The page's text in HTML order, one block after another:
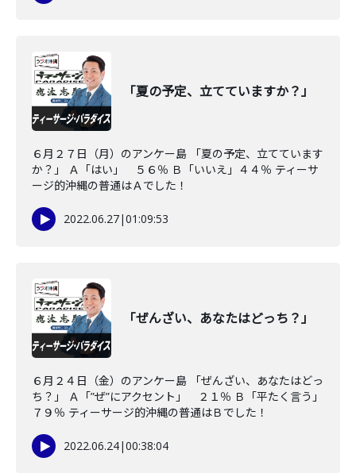
「夏の予定、立てていますか？」
６月２７日（月）のアンケー島 「夏の予定、立てています
か？」 Ａ「はい」 ５６％ Ｂ「いいえ」４４％ ティーサ
ージ的沖縄の普通はＡでした！
2022.06.27|01:09:53
「ぜんざい、あなたはどっち？」
６月２４日（金）のアンケー島 「ぜんざい、あなたはどっ
ち？」 Ａ「”ぜ”にアクセント」 ２１％ Ｂ「平たく言う」
７９％ ティーサージ的沖縄の普通はＢでした！
2022.06.24|00:38:04